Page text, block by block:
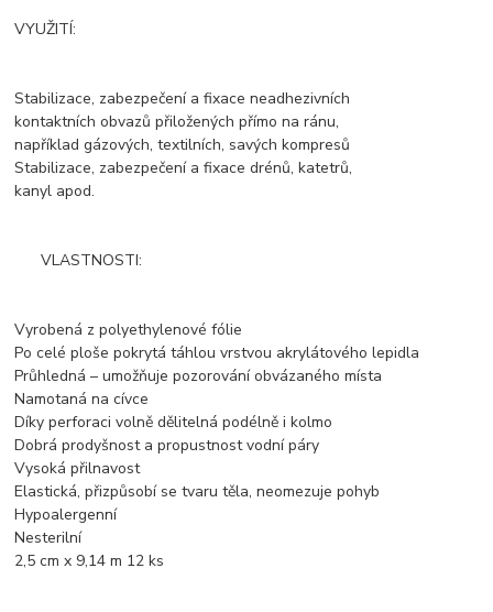
VYUŽITÍ:
Stabilizace, zabezpečení a fixace neadhezivních
kontaktních obvazů přiložených přímo na ránu,
například gázových, textilních, savých kompresů
Stabilizace, zabezpečení a fixace drénů, katetrů,
kanyl apod.
VLASTNOSTI:
Vyrobená z polyethylenové fólie
Po celé ploše pokrytá táhlou vrstvou akrylátového lepidla
Průhledná – umožňuje pozorování obvázaného místa
Namotaná na cívce
Díky perforaci volně dělitelná podélně i kolmo
Dobrá prodyšnost a propustnost vodní páry
Vysoká přilnavost
Elastická, přizpůsobí se tvaru těla, neomezuje pohyb
Hypoalergenní
Nesterilní
2,5 cm x 9,14 m 12 ks